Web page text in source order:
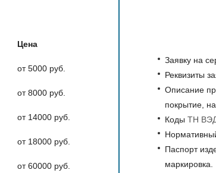
Цена
от 5000 руб.
от 8000 руб.
от 14000 руб.
от 18000 руб.
от 60000 руб.
Заявку на
Реквизиты
Описание
покрытие,
Коды ТН
Паспорт
маркировка.